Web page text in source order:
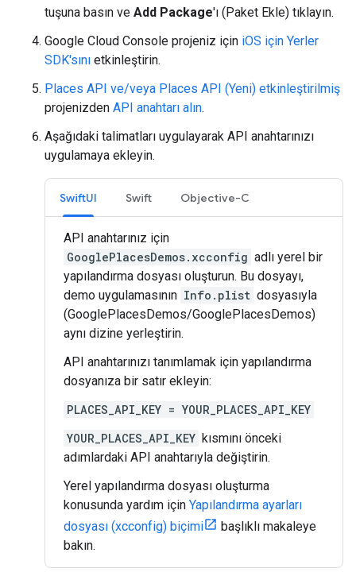
tuşuna basın ve Add Package'ı (Paket Ekle) tıklayın.
Google Cloud Console projeniz için iOS için Yerler
SDK'sını etkinleştirin.
Places API ve/veya Places API (Yeni) etkinleştirilmiş
projenizden API anahtarı alın.
Aşağıdaki talimatları uygulayarak API anahtarınızı
uygulamaya ekleyin.
SwiftUI Swift Objective-C
API anahtarınız için
GooglePlacesDemos.xcconfig adlı yerel bir
yapılandırma dosyası oluşturun. Bu dosyayı,
demo uygulamasının Info.plist dosyasıyla
(GooglePlacesDemos/GooglePlacesDemos)
aynı dizine yerleştirin.
API anahtarınızı tanımlamak için yapılandırma
dosyanıza bir satır ekleyin:
PLACES_API_KEY = YOUR_PLACES_API_KEY
YOUR_PLACES_API_KEY kısmını önceki
adımlardaki API anahtarıyla değiştirin.
Yerel yapılandırma dosyası oluşturma
konusunda yardım için Yapılandırma ayarları
dosyası (xcconfig) biçimi
başlıklı makaleye
bakın.